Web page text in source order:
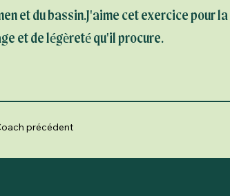
précédent
et du bassin.J'aime cet exercice pour
et de légèreté qu'il procure.